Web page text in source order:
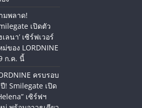
มพลาด!
เปิดตัว
เลนา’ เซิร์ฟเวอร์
ม่ของ LORDNINE
ก.ค. นี้
ครบรอบ
! Smilegate เปิด
เซิร์ฟฯ